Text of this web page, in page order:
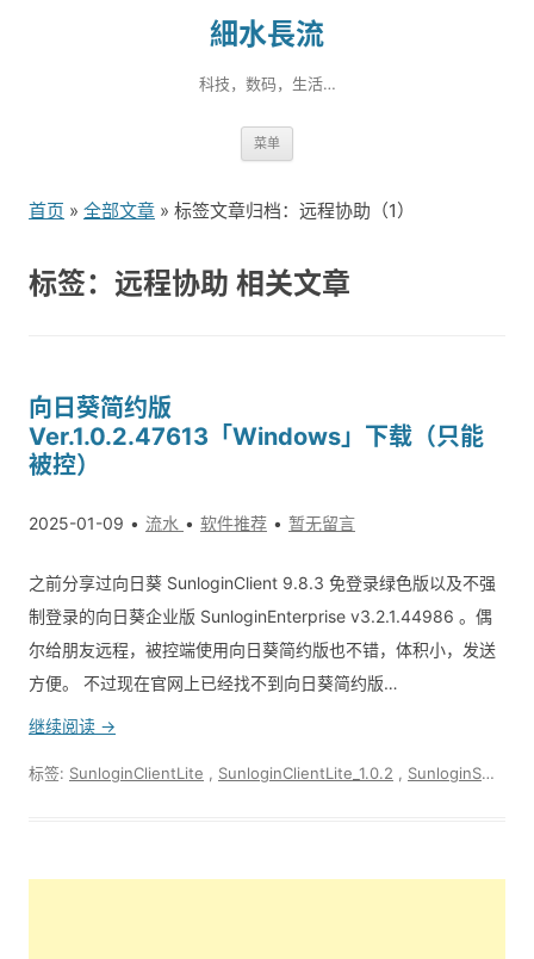
細水長流
科技，数码，生活…
菜单
到
首页 » 全部文章 » 标签文章归档：远程协助（1）
标签：远程协助 相关文章
向日葵简约版
Ver.1.0.2.47613「Windows」下载（只能
被控）
2025-01-09 流水 软件推荐 暂无留言
之前分享过向日葵 SunloginClient 9.8.3 免登录绿色版以及不强
制登录的向日葵企业版 SunloginEnterprise v3.2.1.44986 。偶
尔给朋友远程，被控端使用向日葵简约版也不错，体积小，发送
方便。 不过现在官网上已经找不到向日葵简约版…
继续阅读 →
标签: SunloginClientLite SunloginClientLite_1.0.2 SunloginSOS